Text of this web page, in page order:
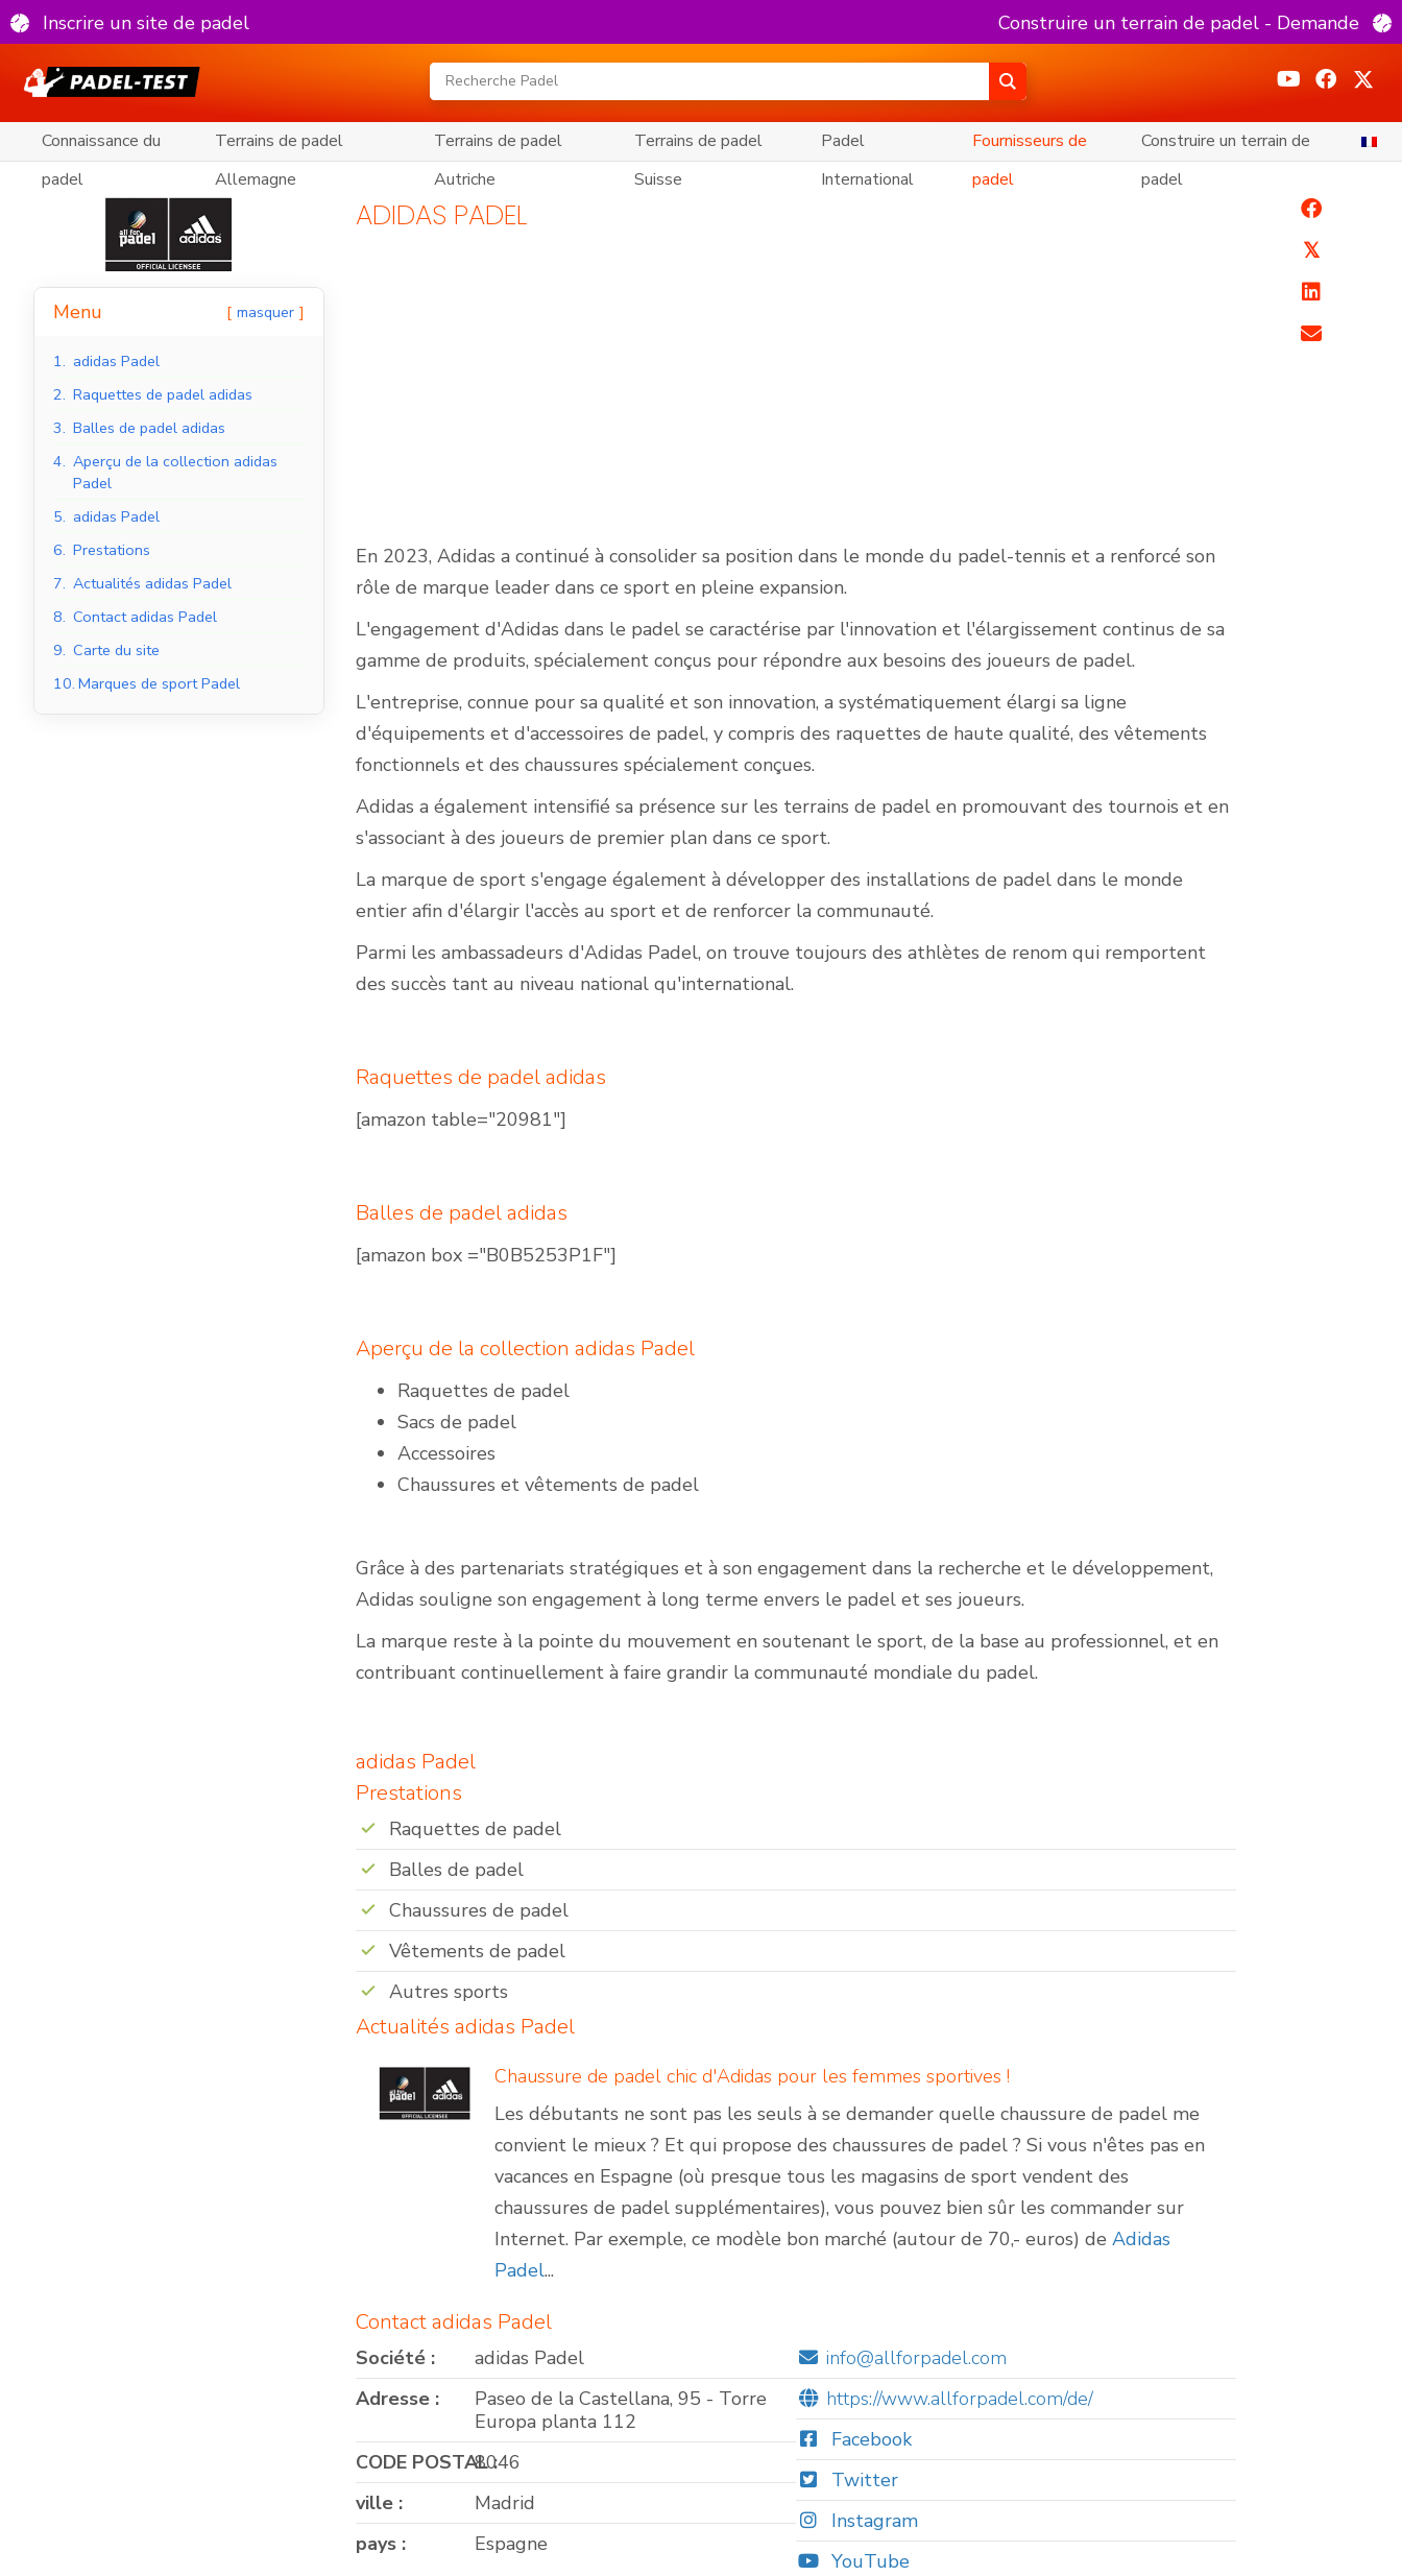
Inscrire un site de padel Construire un terrain de padel - Demande
Connaissance du
padel
Terrains de padel
Allemagne
Terrains de padel
Autriche
Terrains de padel
Suisse
Padel
International
Fournisseurs de
padel
Construire un terrain de
padel
Menu masquer
1. adidas Padel
2. Raquettes de padel adidas
3. Balles de padel adidas
4. Aperçu de la collection adidas
Padel
5. adidas Padel
6. Prestations
7. Actualités adidas Padel
8. Contact adidas Padel
9. Carte du site
10. Marques de sport Padel
ADIDAS PADEL
En 2023, Adidas a continué à consolider sa position dans le monde du padel-tennis et a renforcé son
rôle de marque leader dans ce sport en pleine expansion.
L'engagement d'Adidas dans le padel se caractérise par l'innovation et l'élargissement continus de sa
gamme de produits, spécialement conçus pour répondre aux besoins des joueurs de padel.
L'entreprise, connue pour sa qualité et son innovation, a systématiquement élargi sa ligne
d'équipements et d'accessoires de padel, y compris des raquettes de haute qualité, des vêtements
fonctionnels et des chaussures spécialement conçues.
Adidas a également intensifié sa présence sur les terrains de padel en promouvant des tournois et en
s'associant à des joueurs de premier plan dans ce sport.
La marque de sport s'engage également à développer des installations de padel dans le monde
entier afin d'élargir l'accès au sport et de renforcer la communauté.
Parmi les ambassadeurs d'Adidas Padel, on trouve toujours des athlètes de renom qui remportent
des succès tant au niveau national qu'international.
Raquettes de padel adidas
[amazon table="20981″]
Balles de padel adidas
[amazon box ="B0B5253P1F"]
Aperçu de la collection adidas Padel
Raquettes de padel
Sacs de padel
Accessoires
Chaussures et vêtements de padel
Grâce à des partenariats stratégiques et à son engagement dans la recherche et le développement,
Adidas souligne son engagement à long terme envers le padel et ses joueurs.
La marque reste à la pointe du mouvement en soutenant le sport, de la base au professionnel, et en
contribuant continuellement à faire grandir la communauté mondiale du padel.
adidas Padel
Prestations
Raquettes de padel
Balles de padel
Chaussures de padel
Vêtements de padel
Autres sports
Actualités adidas Padel
Chaussure de padel chic d'Adidas pour les femmes sportives !
Les débutants ne sont pas les seuls à se demander quelle chaussure de padel me
convient le mieux ? Et qui propose des chaussures de padel ? Si vous n'êtes pas en
vacances en Espagne (où presque tous les magasins de sport vendent des
chaussures de padel supplémentaires), vous pouvez bien sûr les commander sur
Internet. Par exemple, ce modèle bon marché (autour de 70,- euros) de Adidas
Padel...
Contact adidas Padel
Société :
adidas Padel
Adresse :
Paseo de la Castellana, 95 - Torre
Europa planta 112
CODE POSTAL :8046
ville :
Madrid
pays :
Espagne
info@allforpadel.com
https://www.allforpadel.com/de/
Facebook
Twitter
Instagram
YouTube
𝕏
Courts de padel en
salle
extérieur